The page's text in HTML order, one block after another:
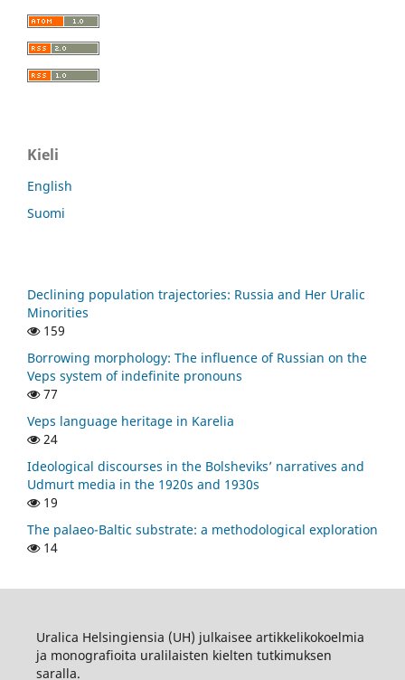
Kieli
English
Suomi
Declining population trajectories: Russia and Her Uralic
Minorities
159
Borrowing morphology: The influence of Russian on the
Veps system of indefinite pronouns
77
Veps language heritage in Karelia
24
Ideological discourses in the Bolsheviks’ narratives and
Udmurt media in the 1920s and 1930s
19
The palaeo-Baltic substrate: a methodological exploration
14
Uralica Helsingiensia (UH) julkaisee artikkelikokoelmia
ja monografioita uralilaisten kielten tutkimuksen
saralla.